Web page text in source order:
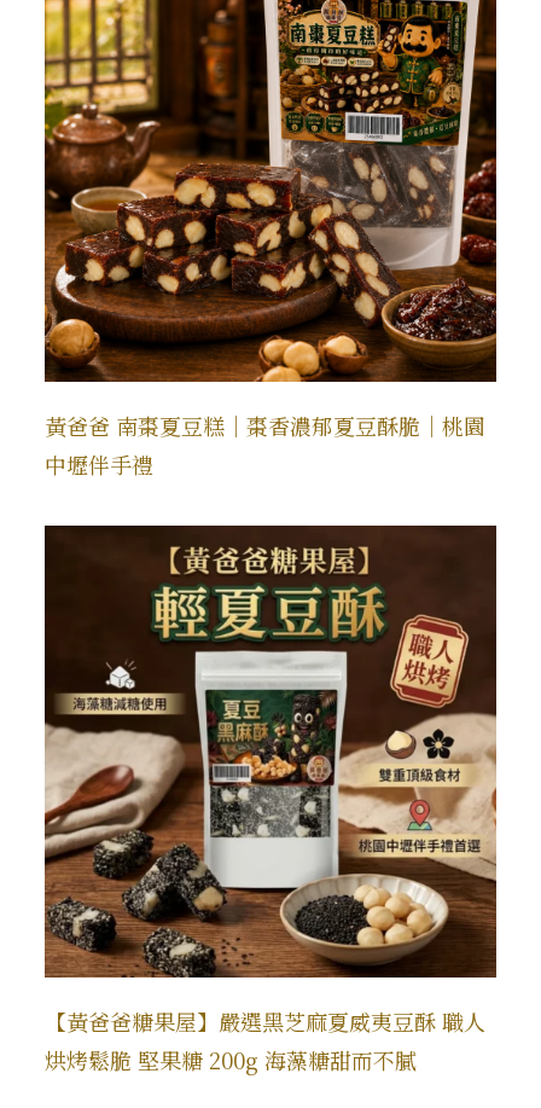
黃爸爸 南棗夏豆糕｜棗香濃郁夏豆酥脆｜桃園
中壢伴手禮
【黃爸爸糖果屋】嚴選黑芝麻夏威夷豆酥 職人
烘烤鬆脆 堅果糖 200g 海藻糖甜而不膩